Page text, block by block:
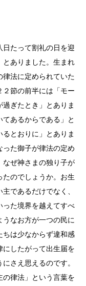
たって割礼の日を迎
とありました。生まれ
法に定められていた
２節の前半には「モー
ぎたとき」とありま
あるからである」と
とおりに」とありま
た御子が律法の定め
なぜ神さまの独り子が
たのでしょうか。お生
であるだけでなく、
った境界を越えてすべ
なお方が一つの民に
ちは少なからず違和感
にしたがって出生届を
さえ思えるのです。
の律法」という言葉を